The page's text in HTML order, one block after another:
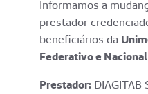
Informamos a
prestador
beneficiários da
Federativo e Nacional
Prestador: DIAGITAB